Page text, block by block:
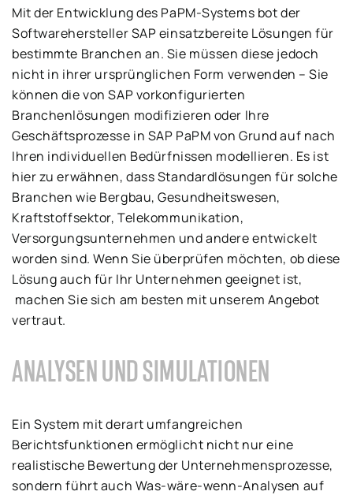
Mit der Entwicklung des PaPM-Systems bot der
Softwarehersteller SAP einsatzbereite Lösungen für
bestimmte Branchen an. Sie müssen diese jedoch
nicht in ihrer ursprünglichen Form verwenden – Sie
können die von SAP vorkonfigurierten
Branchenlösungen modifizieren oder Ihre
Geschäftsprozesse in SAP PaPM von Grund auf nach
Ihren individuellen Bedürfnissen modellieren. Es ist
hier zu erwähnen, dass Standardlösungen für solche
Branchen wie Bergbau, Gesundheitswesen,
Kraftstoffsektor, Telekommunikation,
Versorgungsunternehmen und andere entwickelt
worden sind. Wenn Sie überprüfen möchten, ob diese
Lösung auch für Ihr Unternehmen geeignet ist,
machen Sie sich am besten mit unserem Angebot
vertraut.
ANALYSEN UND SIMULATIONEN
Ein System mit derart umfangreichen
Berichtsfunktionen ermöglicht nicht nur eine
realistische Bewertung der Unternehmensprozesse,
sondern führt auch Was-wäre-wenn-Analysen auf